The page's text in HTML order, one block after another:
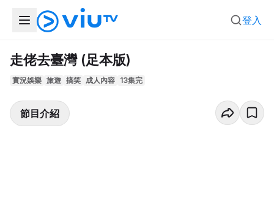
登入
走佬去臺灣 (足本版)
實況娛樂 旅遊 搞笑 成人內容 13集完
節目介紹